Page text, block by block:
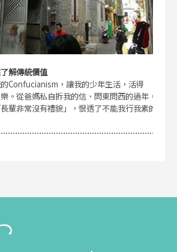
解傳統價值
Confucianism，讓我的少年生活，活得
。從爸媽私自拆我的信、問東問西的過年，
輩非常沒有禮貌」，恨透了不能我行我素的